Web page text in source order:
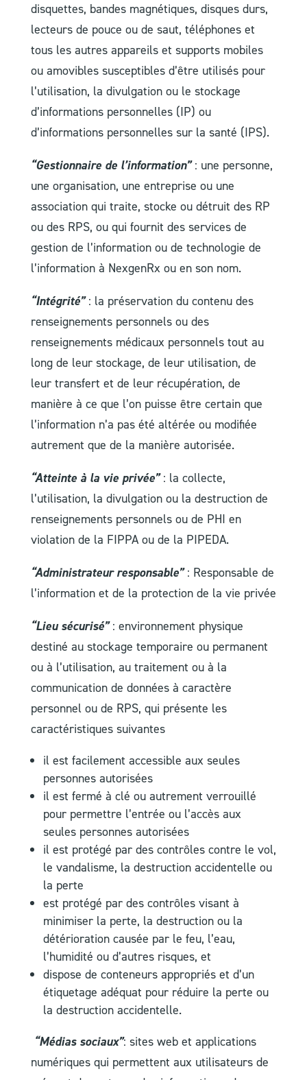
disquettes, bandes magnétiques, disques durs,
lecteurs de pouce ou de saut, téléphones et
tous les autres appareils et supports mobiles
ou amovibles susceptibles d’être utilisés pour
l’utilisation, la divulgation ou le stockage
d’informations personnelles (IP) ou
d’informations personnelles sur la santé (IPS).
“Gestionnaire de l’information”: une personne,
une organisation, une entreprise ou une
association qui traite, stocke ou détruit des RP
ou des RPS, ou qui fournit des services de
gestion de l’information ou de technologie de
l’information à NexgenRx ou en son nom.
“Intégrité”: la préservation du contenu des
renseignements personnels ou des
renseignements médicaux personnels tout au
long de leur stockage, de leur utilisation, de
leur transfert et de leur récupération, de
manière à ce que l’on puisse être certain que
l’information n’a pas été altérée ou modifiée
autrement que de la manière autorisée.
“Atteinte à la vie privée”: la collecte,
l’utilisation, la divulgation ou la destruction de
renseignements personnels ou de PHI en
violation de la FIPPA ou de la PIPEDA.
“Administrateur responsable”: Responsable de
l’information et de la protection de la vie privée
“Lieu sécurisé”: environnement physique
destiné au stockage temporaire ou permanent
ou à l’utilisation, au traitement ou à la
communication de données à caractère
personnel ou de RPS, qui présente les
caractéristiques suivantes
il est facilement accessible aux seules
personnes autorisées
il est fermé à clé ou autrement verrouillé
pour permettre l’entrée ou l’accès aux
seules personnes autorisées
il est protégé par des contrôles contre le vol,
le vandalisme, la destruction accidentelle ou
la perte
est protégé par des contrôles visant à
minimiser la perte, la destruction ou la
détérioration causée par le feu, l’eau,
l’humidité ou d’autres risques, et
dispose de conteneurs appropriés et d’un
étiquetage adéquat pour réduire la perte ou
la destruction accidentelle.
“Médias sociaux”: sites web et applications
numériques qui permettent aux utilisateurs de